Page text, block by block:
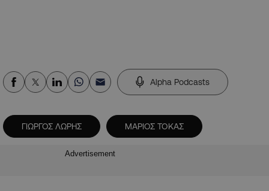
Alpha Podcasts
ΓΙΩΡΓΟΣ ΛΩΡΗΣ ΜΑΡΙΟΣ ΤΟΚΑΣ
Advertisement